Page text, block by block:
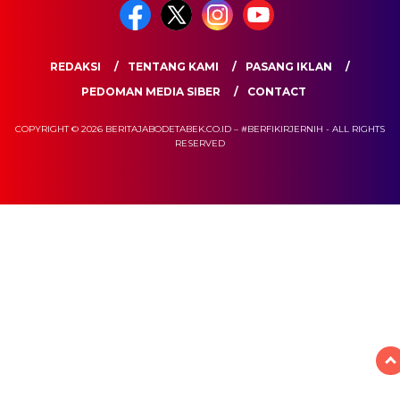
REDAKSI TENTANG KAMI
PASANG IKLAN
PEDOMAN MEDIA SIBER
CONTACT
COPYRIGHT © 2026 BERITAJABODETABEK.CO.ID – #BERFIKIRJERNIH - ALL RIGHTS
RESERVED